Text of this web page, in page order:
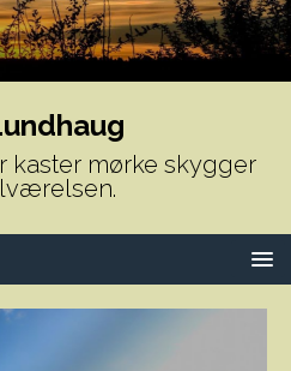
kaster mørke skygger